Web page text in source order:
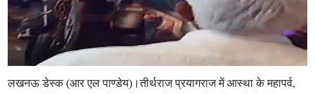
लखनऊ डेस्क (आर एल पाण्डेय)।तीर्थराज प्रयागराज में आस्था के महापर्व,